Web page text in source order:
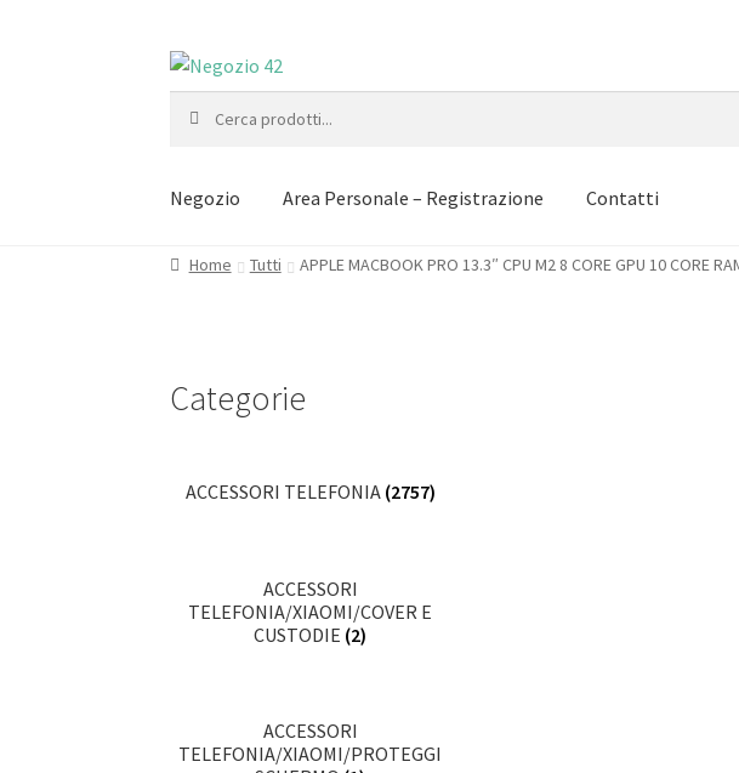
Vai
alla
navigazione
Vai
al
contenuto
Negozio Area Personale – Registrazione Contatti
Home Tutti APPLE MACBOOK PRO 13.3″ CPU M2 8 CORE GPU 10 CORE
Categorie
ACCESSORI TELEFONIA (2757)
ACCESSORI
TELEFONIA/XIAOMI/COVER E
CUSTODIE (2)
ACCESSORI
TELEFONIA/XIAOMI/PROTEGGI